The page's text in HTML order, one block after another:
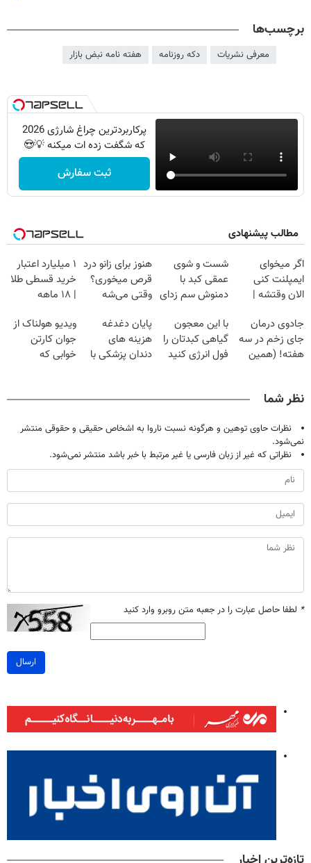
برچسب‌ها
معرفی نشریات دکه روزنامه هفته نامه نبض بازار
پرکاربردترین چراغ شارژی 2026
که شگفت زده ات میکنه 💡😍
ثبت سفارش
مطالب پیشنهادی
اگر میخوای
ایمپلنت کنی
الان وقتشه |
میلیون تومان!!!
شست و شوی
عمقی کبد با
دمنوش سم زدای
هنوز برای زانو درد
قرص میخوری؟
وقتی می‌شه
درمانش کرد؟؟؟؟
۱ میلیارد اعتبار
خرید قسطی طلا
| ۱۸ ماهه
جادوی درمان
جای زخم در سه
هفته! (همین
با این معجون
گیاهی کبدتان را
فول انرژی کنید
پایان دغدغه
هزینه های
دندان پزشکی با
ویدیو هولناک از
جوان کارتن
خوابی که
نظر شما
نظرات حاوی توهین و هرگونه نسبت ناروا به اشخاص حقیقی و حقوقی منتشر
نمی‌شود.
نظراتی که غیر از زبان فارسی یا غیر مرتبط با خبر باشد منتشر نمی‌شود.
* لطفا حاصل عبارت را در جعبه متن روبرو وارد کنید
ارسال